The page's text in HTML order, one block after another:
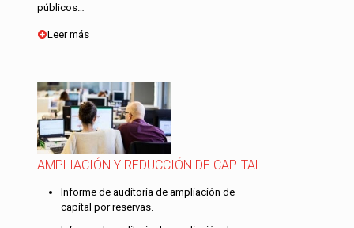
públicos…
Leer más
AMPLIACIÓN Y REDUCCIÓN DE CAPITAL
Informe de auditoría de ampliación de
capital por reservas.